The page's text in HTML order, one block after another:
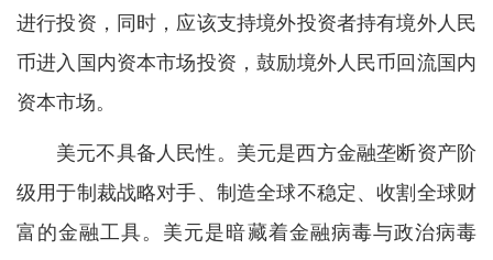
进行投资，同时，应该支持境外投资者持有境外人民
币进入国内资本市场投资，鼓励境外人民币回流国内
资本市场。
美元不具备人民性。美元是西方金融垄断资产阶
级用于制裁战略对手、制造全球不稳定、收割全球财
富的金融工具。美元是暗藏着金融病毒与政治病毒